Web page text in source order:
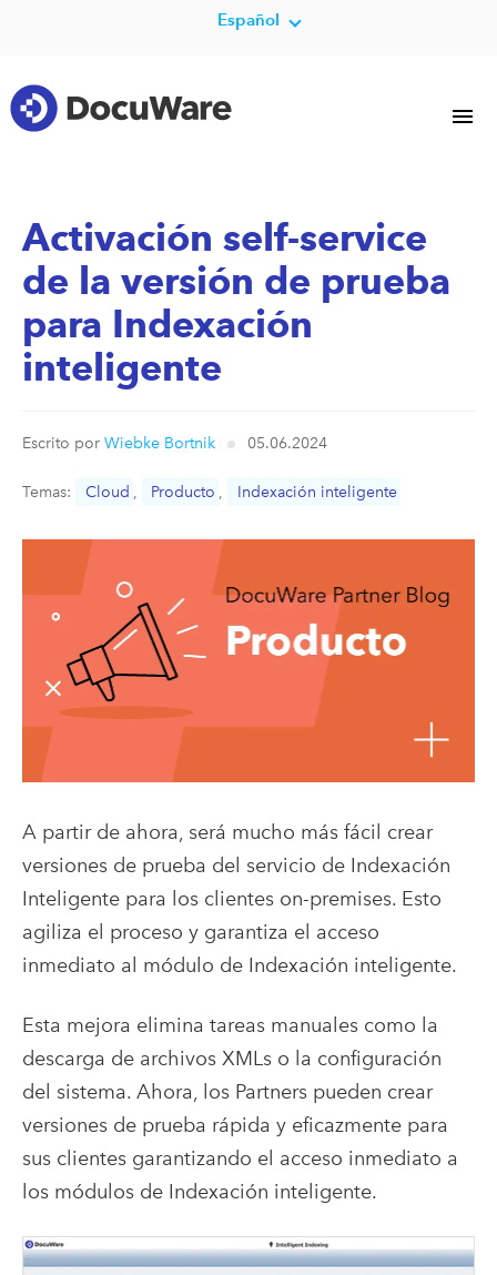
Español
Activación self-service
de la versión de prueba
para Indexación
inteligente
Escrito por Wiebke Bortnik 05.06.2024
Temas: Cloud , Producto , Indexación inteligente
A partir de ahora, será mucho más fácil crear
versiones de prueba del servicio de Indexación
Inteligente para los clientes on-premises. Esto
agiliza el proceso y garantiza el acceso
inmediato al módulo de Indexación inteligente.
Esta mejora elimina tareas manuales como la
descarga de archivos XMLs o la configuración
del sistema. Ahora, los Partners pueden crear
versiones de prueba rápida y eficazmente para
sus clientes garantizando el acceso inmediato a
los módulos de Indexación inteligente.